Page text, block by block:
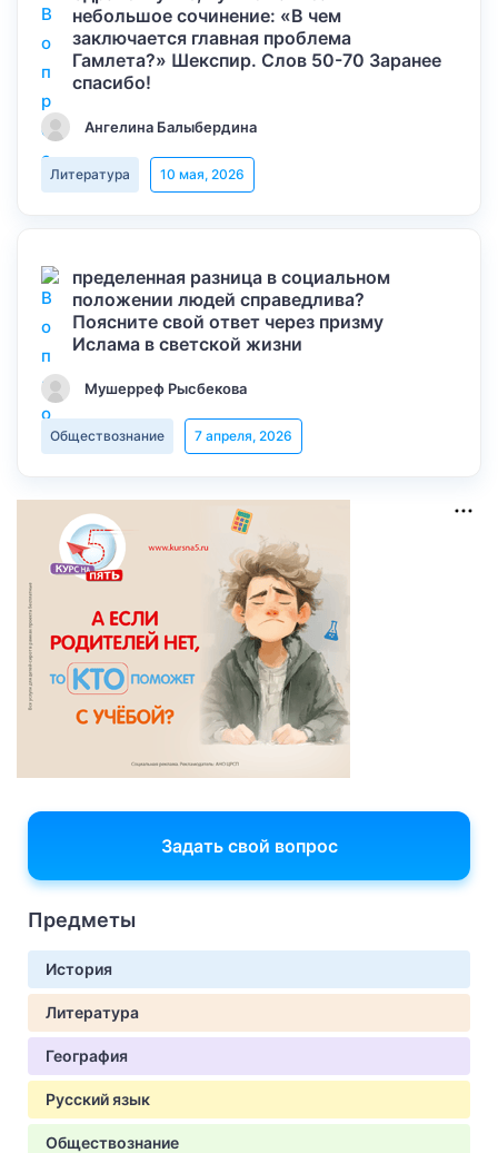
небольшое сочинение: «В чем
заключается главная проблема
Гамлета?» Шекспир. Слов 50-70 Заранее
спасибо!
Ангелина Балыбердина
Литература 10 мая, 2026
пределенная разница в социальном
положении людей справедлива?
Поясните свой ответ через призму
Ислама в светской жизни
Мушерреф Рысбекова
Обществознание 7 апреля, 2026
Задать свой вопрос
Предметы
История
Литература
География
Русский язык
Обществознание